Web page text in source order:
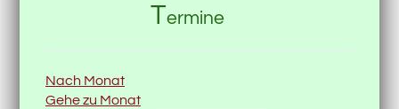
Termine
Nach Monat
Gehe zu Monat